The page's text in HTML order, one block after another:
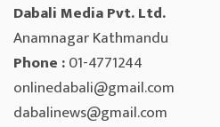
Dabali Media Pvt. Ltd.
Anamnagar Kathmandu
Phone :01-4771244
onlinedabali@gmail.com
dabalinews@gmail.com